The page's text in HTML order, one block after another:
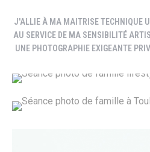
J'ALLIE À MA MAITRISE TECHNIQUE
AU SERVICE DE MA SENSIBILITÉ
UNE PHOTOGRAPHIE EXIGEANTE